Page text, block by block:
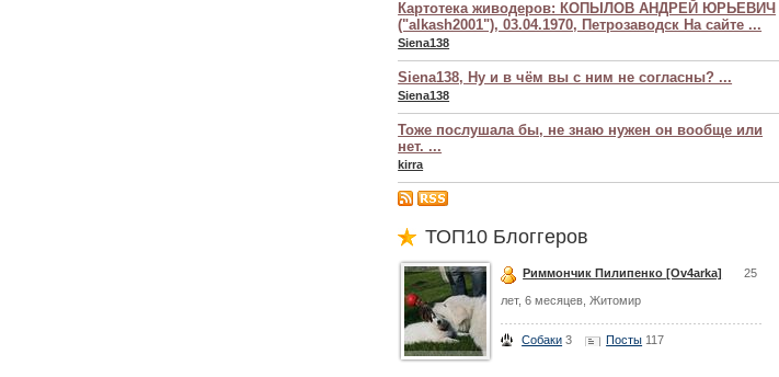
Картотека живодеров: КОПЫЛОВ АНДРЕЙ ЮРЬЕВИЧ
("alkash2001"), 03.04.1970, Петрозаводск На сайте ...
Siena138
Siena138, Ну и в чём вы с ним не согласны? ...
Siena138
Тоже послушала бы, не знаю нужен он вообще или
нет. ...
kirra
ТОП10 Блоггеров
Риммончик Пилипенко [Ov4arka] 25
лет, 6 месяцев, Житомир
Собаки 3 Посты 117